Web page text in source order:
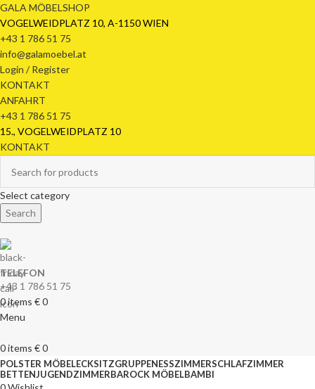
GALA MÖBELSHOP
VOGELWEIDPLATZ 10, A-1150 WIEN
+43 1 786 51 75
info@galamoebel.at
Login / Register
KONTAKT
ANFAHRT
+43 1 786 51 75
15., VOGELWEIDPLATZ 10
KONTAKT
Select category
Search
TELEFON
+43 1 786 51 75
0items €0
Menu
0items €0
POLSTER MÖBELECKSITZGRUPPENESSZIMMERSCHLAFZIMMER
BETTENJUGENDZIMMERBAROCK MÖBELBAMBI